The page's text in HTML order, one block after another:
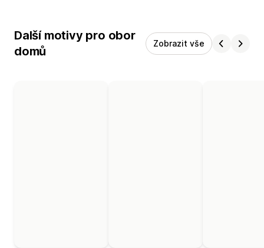
Další motivy pro obor
domů
Zobrazit vše